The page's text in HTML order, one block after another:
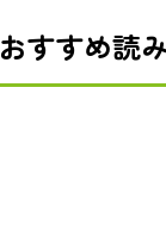
おすすめ読